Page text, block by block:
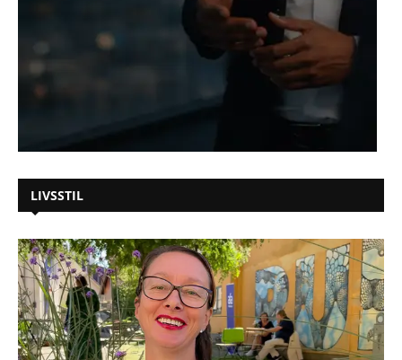
LIVSSTIL